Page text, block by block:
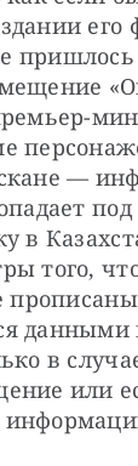
его
—
в
того,
данными
в
или